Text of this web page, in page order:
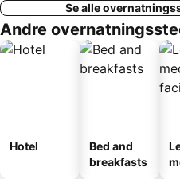
Se alle
Andre
Hotel
Bed and
breakfasts